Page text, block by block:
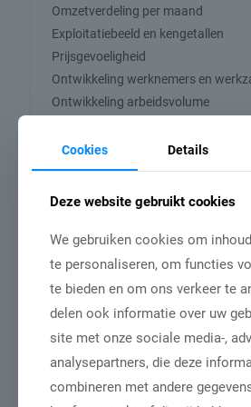
Omzetverdeling per maand
Exploitatiebeeld en kengetallen
Prijsgevoeligheid
Ontwikkeling werknemers en
Ontwikkeling arbeidsvolume
Verwachtingen voor het jaar 2024
Stukadoors 2024 is
samengesteld met
van de volgende
bronnen:
• Handelsregister: De data-
Handelsregister hebben betrekking
Cookies Details
Deze website gebruikt cookies
We gebruiken cookies om
te personaliseren, om functies
te bieden en om ons verkeer te
delen ook informatie over uw
site met onze sociale media-,
analysepartners, die deze
combineren met andere